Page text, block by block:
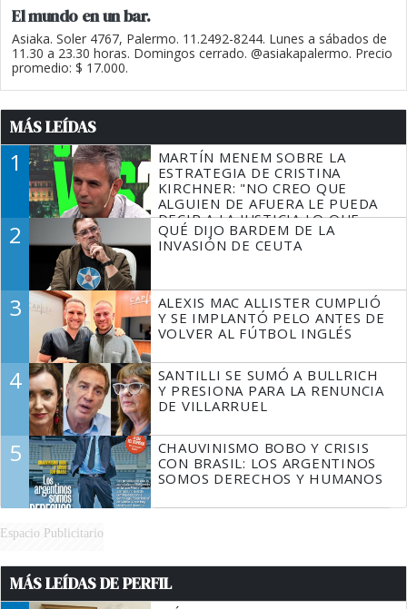
El mundo en un bar.
Asiaka. Soler 4767, Palermo. 11.2492-8244. Lunes a sábados de
11.30 a 23.30 horas. Domingos cerrado. @asiakapalermo. Precio
promedio: $ 17.000.
MÁS LEÍDAS
1
MARTÍN MENEM SOBRE LA
ESTRATEGIA DE CRISTINA
KIRCHNER: "NO CREO QUE
ALGUIEN DE AFUERA LE PUEDA
DECIR A LA JUSTICIA LO QUE
TIENE QUE HACER"
2
QUÉ DIJO BARDEM DE LA
INVASIÓN DE CEUTA
3
ALEXIS MAC ALLISTER CUMPLIÓ
Y SE IMPLANTÓ PELO ANTES DE
VOLVER AL FÚTBOL INGLÉS
4
SANTILLI SE SUMÓ A BULLRICH
Y PRESIONA PARA LA RENUNCIA
DE VILLARRUEL
5
CHAUVINISMO BOBO Y CRISIS
CON BRASIL: LOS ARGENTINOS
SOMOS DERECHOS Y HUMANOS
Espacio Publicitario
MÁS LEÍDAS DE PERFIL